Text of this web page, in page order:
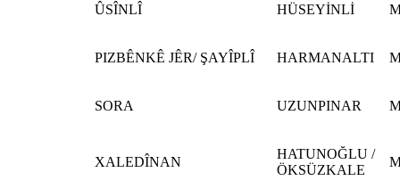
ÛSÎNLÎ HÜSEYİNLİ
PIZBÊNKÊ JÊR/ ŞAYÎPLÎ HARMANALTI
SORA UZUNPINAR
XALEDÎNAN
HATUNOĞLU /
ÖKSÜZKALE